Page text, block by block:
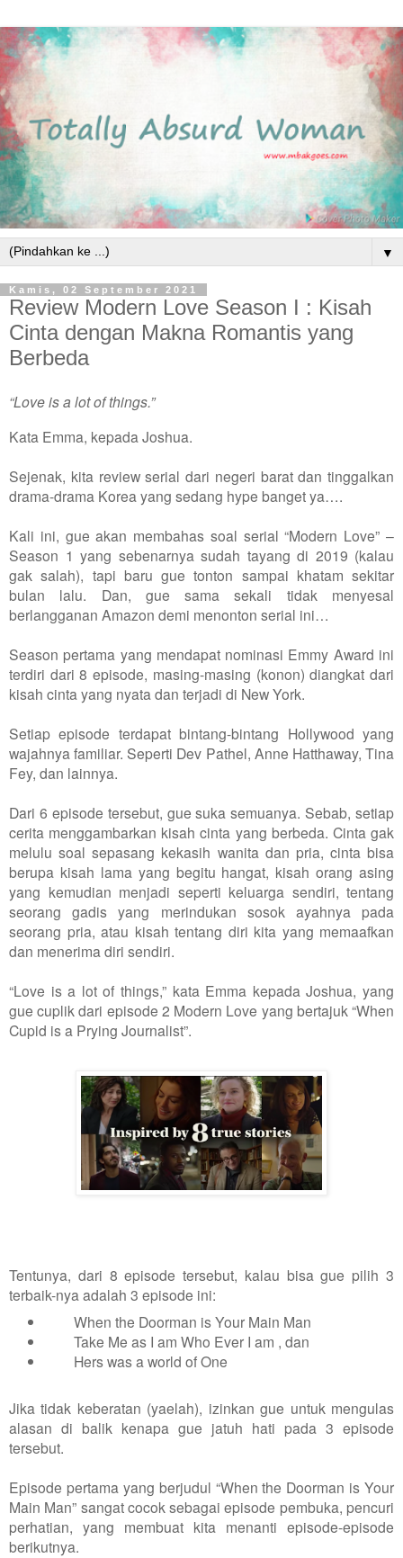
▼
Kamis, 02 September 2021
Review Modern Love Season I : Kisah
Cinta dengan Makna Romantis yang
Berbeda
“Love is a lot of things.”
Kata Emma, kepada Joshua.
Sejenak, kita review serial dari negeri barat dan tinggalkan
drama-drama Korea yang sedang hype banget ya….
Kali ini, gue akan membahas soal serial “Modern Love” –
Season 1 yang sebenarnya sudah tayang di 2019 (kalau
gak salah), tapi baru gue tonton sampai khatam sekitar
bulan lalu. Dan, gue sama sekali tidak menyesal
berlangganan Amazon demi menonton serial ini…
Season pertama yang mendapat nominasi Emmy Award ini
terdiri dari 8 episode, masing-masing (konon) diangkat dari
kisah cinta yang nyata dan terjadi di New York.
Setiap episode terdapat bintang-bintang Hollywood yang
wajahnya familiar. Seperti Dev Pathel, Anne Hatthaway, Tina
Fey, dan lainnya.
Dari 6 episode tersebut, gue suka semuanya. Sebab, setiap
cerita menggambarkan kisah cinta yang berbeda. Cinta gak
melulu soal sepasang kekasih wanita dan pria, cinta bisa
berupa kisah lama yang begitu hangat, kisah orang asing
yang kemudian menjadi seperti keluarga sendiri, tentang
seorang gadis yang merindukan sosok ayahnya pada
seorang pria, atau kisah tentang diri kita yang memaafkan
dan menerima diri sendiri.
“Love is a lot of things,” kata Emma kepada Joshua, yang
gue cuplik dari episode 2 Modern Love yang bertajuk “When
Cupid is a Prying Journalist”.
Tentunya, dari 8 episode tersebut, kalau bisa gue pilih 3
terbaik-nya adalah 3 episode ini:
When the Doorman is Your Main Man
Take Me as I am Who Ever I am , dan
Hers was a world of One
Jika tidak keberatan (yaelah), izinkan gue untuk mengulas
alasan di balik kenapa gue jatuh hati pada 3 episode
tersebut.
Episode pertama yang berjudul “When the Doorman is Your
Main Man” sangat cocok sebagai episode pembuka, pencuri
perhatian, yang membuat kita menanti episode-episode
berikutnya.